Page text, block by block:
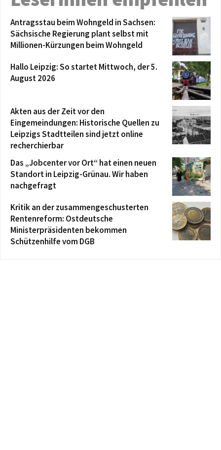
Antragsstau beim Wohngeld in Sachsen:
Sächsische Regierung plant selbst mit
Millionen-Kürzungen beim Wohngeld
Hallo Leipzig: So startet Mittwoch, der 5.
August 2026
Akten aus der Zeit vor den
Eingemeindungen: Historische Quellen zu
Leipzigs Stadtteilen sind jetzt online
recherchierbar
Das „Jobcenter vor Ort“ hat einen neuen
Standort in Leipzig-Grünau. Wir haben
nachgefragt
Kritik an der zusammengeschusterten
Rentenreform: Ostdeutsche
Ministerpräsidenten bekommen
Schützenhilfe vom DGB